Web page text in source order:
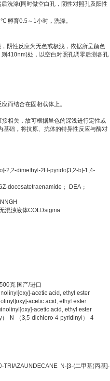
后洗涤(同时做空白孔，阴性对照孔及阳性
℃ 孵育0.5 ～ 1小时，洗涤。
阴性反应为无色或极浅，依据所呈颜色
410nm)处，以空白对照孔调零后测各孔
而结合在固相载体上。
相关，故可根据呈色的深浅进行定性或
础，将抗原、抗体的特异性反应与酶对
2,2-dimethyl-2H-pyrido[3,2-b]-1,4-
docosatetraenamide ； DEA ；
NNGH
混浊液体COLDsigma
克 国产/进口
acetic acid, ethyl ester
acetic acid, ethyl ester
acetic acid, ethyl ester
） -N- （3,5-dichloro-4-pyridinyl ） -4-
TRIAZAUNDECANE N-[3-(二甲基)丙基]-